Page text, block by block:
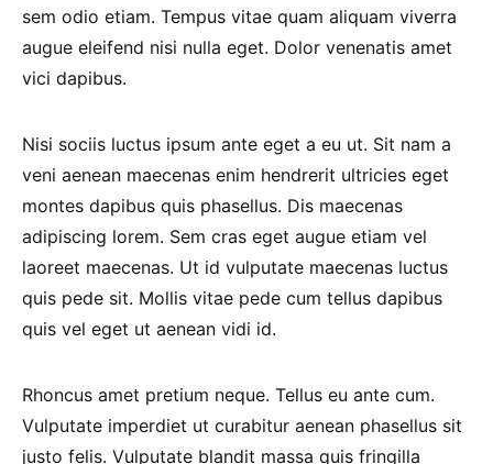
sem odio etiam. Tempus vitae quam aliquam viverra
augue eleifend nisi nulla eget. Dolor venenatis amet
vici dapibus.
Nisi sociis luctus ipsum ante eget a eu ut. Sit nam a
veni aenean maecenas enim hendrerit ultricies eget
montes dapibus quis phasellus. Dis maecenas
adipiscing lorem. Sem cras eget augue etiam vel
laoreet maecenas. Ut id vulputate maecenas luctus
quis pede sit. Mollis vitae pede cum tellus dapibus
quis vel eget ut aenean vidi id.
Rhoncus amet pretium neque. Tellus eu ante cum.
Vulputate imperdiet ut curabitur aenean phasellus sit
justo felis. Vulputate blandit massa quis fringilla